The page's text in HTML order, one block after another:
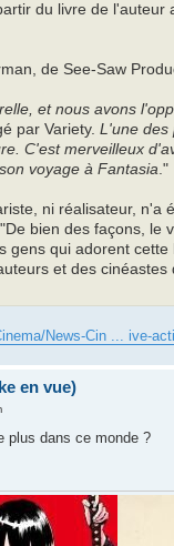
du livre de
de See-Saw
et nous avons
par Variety. L'une des
C'est merveilleux
voyage à Fantasia."
ni réalisateur,
bien des façons, le
gens qui adorent
et des
News-Cin ... ive-
en vue)
plus dans ce monde ?